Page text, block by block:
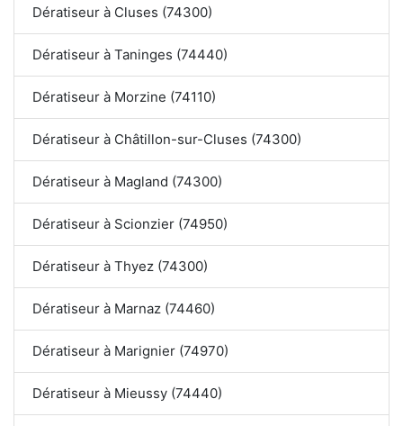
Dératiseur à Cluses (74300)
Dératiseur à Taninges (74440)
Dératiseur à Morzine (74110)
Dératiseur à Châtillon-sur-Cluses (74300)
Dératiseur à Magland (74300)
Dératiseur à Scionzier (74950)
Dératiseur à Thyez (74300)
Dératiseur à Marnaz (74460)
Dératiseur à Marignier (74970)
Dératiseur à Mieussy (74440)